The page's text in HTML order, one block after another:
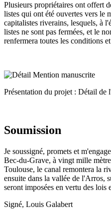
Plusieurs propriétaires ont offert
listes qui ont été ouvertes vers le
capitalistes riverains, lesquels, à
listes ne sont pas fermées, et le
renfermera toutes les conditions
Présentation du projet : Détail de
Soumission
Je soussigné, promets et
Bec-du-Grave, à vingt mille
Toulouse, le canal remontera la
ensuite dans la vallée de l'Arros,
seront imposées en vertu des lois
Signé, Louis Galabert